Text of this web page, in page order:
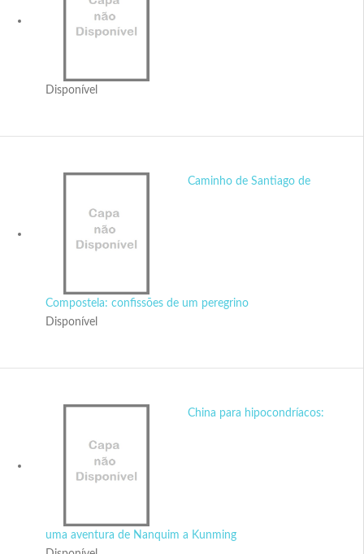
Disponível
Caminho de Santiago de
Compostela: confissões de um peregrino
Disponível
China para hipocondríacos:
uma aventura de Nanquim a Kunming